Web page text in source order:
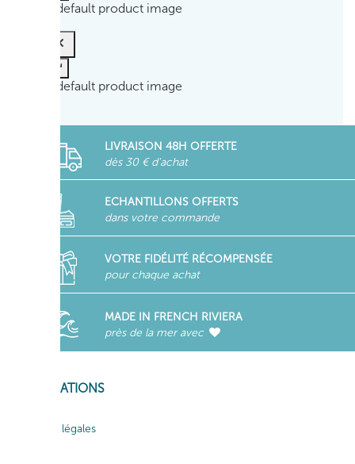
LIVRAISON 48H OFFERTE
dès 30 € d'achat
ECHANTILLONS OFFERTS
dans votre commande
VOTRE FIDÉLITÉ RÉCOMPENSÉE
pour chaque achat
MADE IN FRENCH RIVIERA
près de la mer avec
INFORMATIONS
Mentions légales